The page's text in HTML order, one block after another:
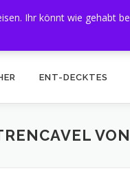
Ihr könnt wie gehabt
ENT-DECKTES